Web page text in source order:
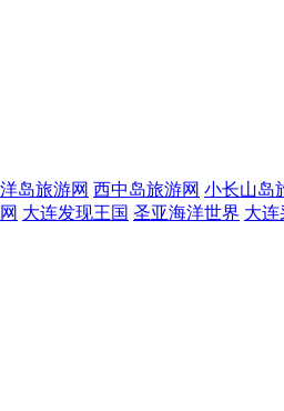
岛旅游网 西中岛旅游网 小长山岛
大连发现王国 圣亚海洋世界 大连